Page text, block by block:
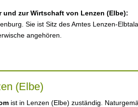
zur Wirtschaft von Lenzen (Elbe):
Sie ist Sitz des Amtes Lenzen-
angehören.
(Elbe)
ist in Lenzen (Elbe) zuständig.